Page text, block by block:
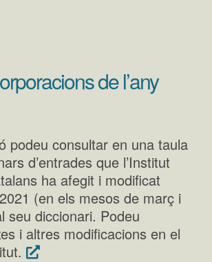
de l’any
podeu consultar en una taula
d’entrades que l’Institut
ha afegit i modificat
(en els mesos de març i
seu diccionari. Podeu
i altres modificacions en el